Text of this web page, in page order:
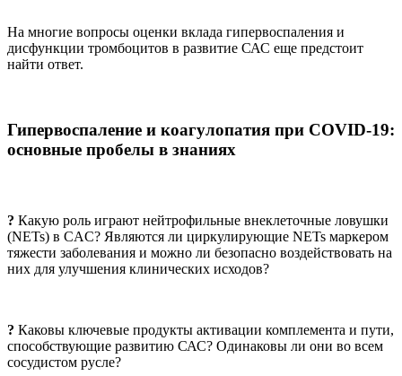
На многие вопросы оценки вклада гипервоспаления и
дисфункции тромбоцитов в развитие САС еще предстоит
найти ответ.
Гипервоспаление и коагулопатия при COVID-19:
основные пробелы в знаниях
? Какую роль играют нейтрофильные внеклеточные ловушки
(NETs) в CAC? Являются ли циркулирующие NETs маркером
тяжести заболевания и можно ли безопасно воздействовать на
них для улучшения клинических исходов?
? Каковы ключевые продукты активации комплемента и пути,
способствующие развитию САС? Одинаковы ли они во всем
сосудистом русле?